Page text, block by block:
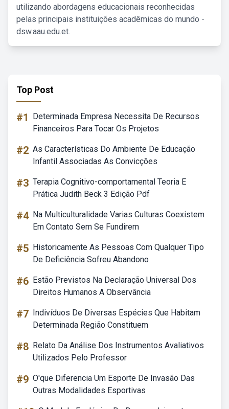
utilizando abordagens educacionais reconhecidas
pelas principais instituições acadêmicas do mundo -
dsw.aau.edu.et.
Top Post
#1
Determinada Empresa Necessita De Recursos
Financeiros Para Tocar Os Projetos
#2 As Características Do Ambiente De Educação
Infantil Associadas As Convicções
#3 Terapia Cognitivo-comportamental Teoria E
Prática Judith Beck 3 Edição Pdf
#4 Na Multiculturalidade Varias Culturas Coexistem
Em Contato Sem Se Fundirem
#5 Historicamente As Pessoas Com Qualquer Tipo
De Deficiência Sofreu Abandono
#6 Estão Previstos Na Declaração Universal Dos
Direitos Humanos A Observância
#7 Indivíduos De Diversas Espécies Que Habitam
Determinada Região Constituem
#8 Relato Da Análise Dos Instrumentos Avaliativos
Utilizados Pelo Professor
#9 O'que Diferencia Um Esporte De Invasão Das
Outras Modalidades Esportivas